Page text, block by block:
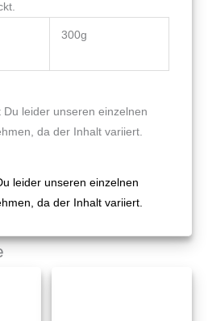
300g
Du leider unseren einzelnen
da der Inhalt variiert.
leider unseren einzelnen
da der Inhalt variiert.
Preisspanne: